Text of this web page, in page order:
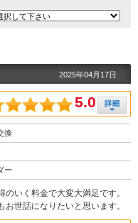
2025年04月17日
5.0
換
ー
いく料金で大変大満足です。
世話になりたいと思います。